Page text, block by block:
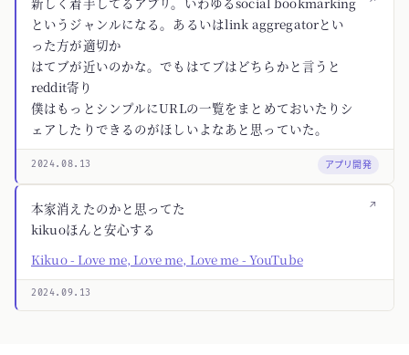
というジャンルになる。あるいはlink aggregatorとい
った方が適切か
はてブが近いのかな。でもはてブはどちらかと言うと
reddit寄り
僕はもっとシンプルにURLの一覧をまとめておいたりシ
ェアしたりできるのがほしいよなあと思っていた。
2024.08.13 アプリ開発
↗
本家消えたのかと思ってた
kikuoほんと安心する
Kikuo - Love me, Love me, Love me - YouTube
2024.09.13